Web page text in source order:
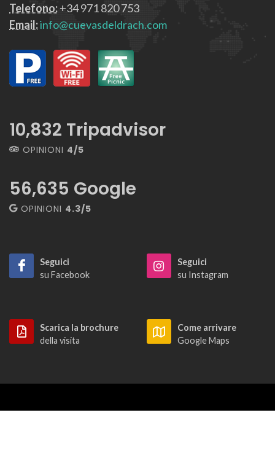
Telefono:+34 971 820 753
Email:info@cuevasdeldrach.com
12,919Tripadvisor
OPINIONI 4/5
56,635 Google
OPINIONI 4.3/5
Seguici
su Facebook
Seguici
su Instagram
Scarica la brochure
della visita
Come arrivare
Google Maps